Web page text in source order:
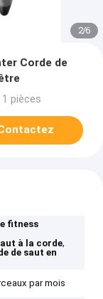
2/6
Corde de
1 pièces
fitness
à la corde,
de saut en
par mois